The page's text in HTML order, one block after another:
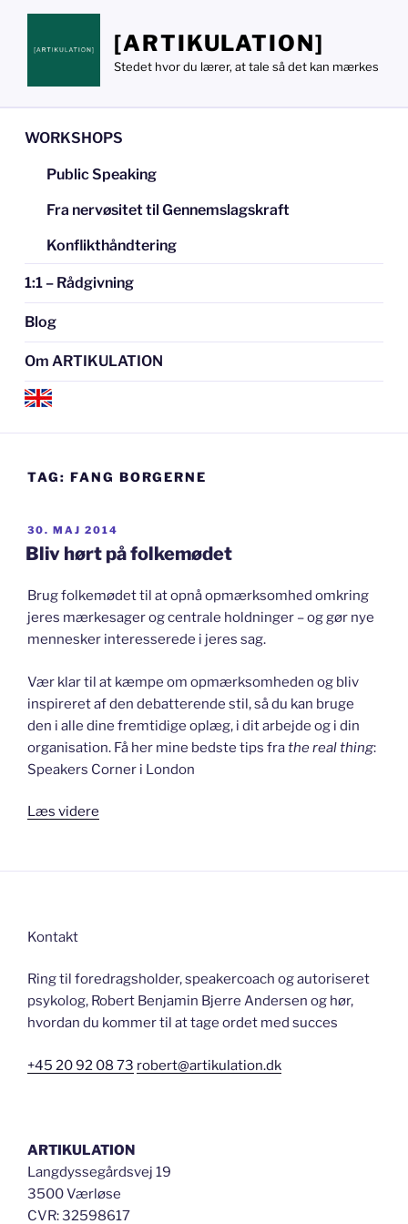
Videre
indhold
[ARTIKULATION]
Stedet hvor du lærer, at tale så det kan mærkes
WORKSHOPS
Public Speaking
Fra nervøsitet til Gennemslagskraft
Konflikthåndtering
1:1 – Rådgivning
Blog
Om ARTIKULATION
TAG: FANG BORGERNE
UDGIVET
DEN
30. MAJ 2014
Bliv hørt på folkemødet
Brug folkemødet til at opnå opmærksomhed omkring
jeres mærkesager og centrale holdninger – og gør nye
mennesker interesserede i jeres sag.
Vær klar til at kæmpe om opmærksomheden og bliv
inspireret af den debatterende stil, så du kan bruge
den i alle dine fremtidige oplæg, i dit arbejde og i din
organisation. Få her mine bedste tips frathe real thing:
Speakers Corner i London
Læs videre
folkemødet”
Kontakt
Ring til foredragsholder, speakercoach og autoriseret
psykolog, Robert Benjamin Bjerre Andersen og hør,
hvordan du kommer til at tage ordet med succes
+45 20 92 08 73 robert@artikulation.dk
ARTIKULATION
Langdyssegårdsvej 19
3500 Værløse
CVR: 32598617